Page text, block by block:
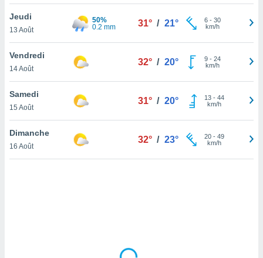
votre
à
en
le
Jeudi
13 Août
50%
0.2 mm
31° / 21° 6- 30
km/h
Vendredi
14 Août
32° / 20° 9- 24
km/h
Samedi
15 Août
31° / 20° 13- 44
km/h
Dimanche
16 Août
32° / 23° 20- 49
km/h